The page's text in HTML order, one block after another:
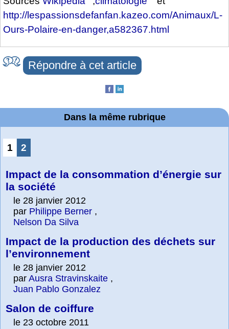
http://lespassionsdefanfan.kazeo.com/Animaux/L-
Ours-Polaire-en-danger,a582367.html
Répondre à cet article
Dans la même rubrique
1 2
Impact de la consommation d’énergie sur
la société
le 28 janvier 2012
par Philippe Berner ,
Nelson Da Silva
Impact de la production des déchets sur
l’environnement
le 28 janvier 2012
par Ausra Stravinskaite ,
Juan Pablo Gonzalez
Salon de coiffure
le 23 octobre 2011